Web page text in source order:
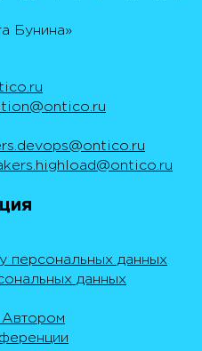
Бунина»
персональных данных
данных
Автором